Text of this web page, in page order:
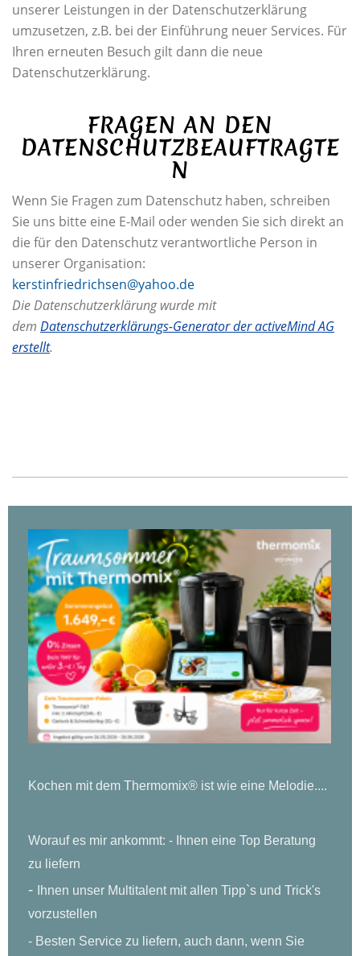
unserer Leistungen in der Datenschutzerklärung
umzusetzen, z.B. bei der Einführung neuer Services. Für
Ihren erneuten Besuch gilt dann die neue
Datenschutzerklärung.
FRAGEN AN DEN
DATENSCHUTZBEAUFTRAGTE
N
Wenn Sie Fragen zum Datenschutz haben, schreiben
Sie uns bitte eine E-Mail oder wenden Sie sich direkt an
die für den Datenschutz verantwortliche Person in
unserer Organisation:
kerstinfriedrichsen@yahoo.de
Die Datenschutzerklärung wurde mit
dem Datenschutzerklärungs-Generator der activeMind AG
erstellt.
Kochen mit dem Thermomix® ist wie eine Melodie....
Worauf es mir ankommt: - Ihnen eine Top Beratung
zu liefern
-
Ihnen unser Multitalent mit allen Tipp`s und Trick's
vorzustellen
- Besten Service zu liefern, auch dann, wenn Sie